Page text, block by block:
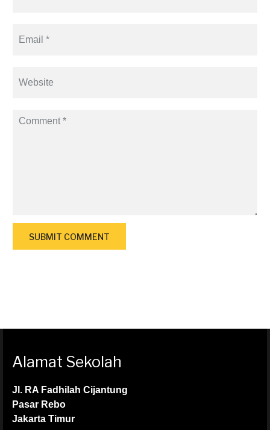
Alamat Sekolah
Jl. RA Fadhilah Cijantung
Pasar Rebo
Jakarta Timur